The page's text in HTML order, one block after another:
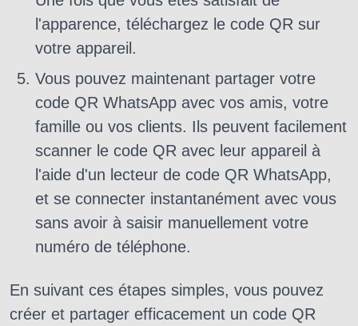
l'apparence, téléchargez le code QR sur
votre appareil.
Vous pouvez maintenant partager votre
code QR WhatsApp avec vos amis, votre
famille ou vos clients. Ils peuvent facilement
scanner le code QR avec leur appareil à
l'aide d'un lecteur de code QR WhatsApp,
et se connecter instantanément avec vous
sans avoir à saisir manuellement votre
numéro de téléphone.
En suivant ces étapes simples, vous pouvez
créer et partager efficacement un code QR